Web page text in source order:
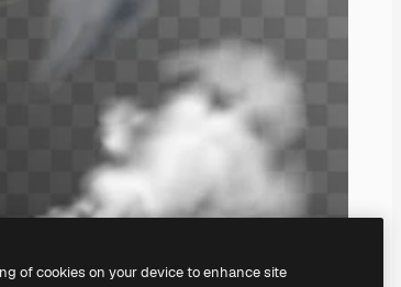
of cookies on your device to enhance site